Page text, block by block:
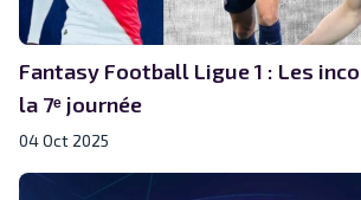
Fantasy Football Ligue 1 : Les
la 7ᵉ journée
04 Oct 2025